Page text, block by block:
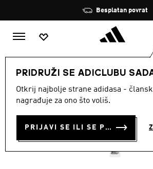
Zaustavi
rotaciju
Besplatan povrat
PRIDRUŽI SE ADICLUBU
Otkrij najbolje strane adidasa -
nagrađuje za ono što voliš.
PRIJAVI SE ILI SE PRIDRUŽI SADA
Obuća
TENISICE ZA TRAIL
TRČANJE